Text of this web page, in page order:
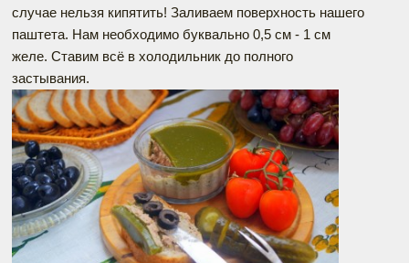
случае нельзя кипятить! Заливаем поверхность нашего
паштета. Нам необходимо буквально 0,5 см - 1 см
желе. Ставим всё в холодильник до полного
застывания.